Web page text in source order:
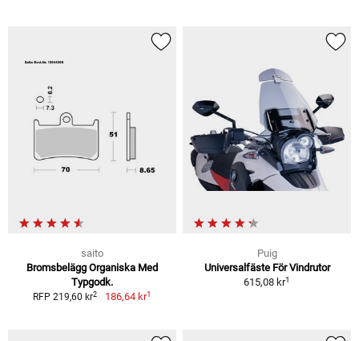
saito
Bromsbelägg Organiska Med
Typgodk.
RFP 219,60 kr2 186,64 kr1
Puig
Universalfäste För Vindrutor
615,08 kr1